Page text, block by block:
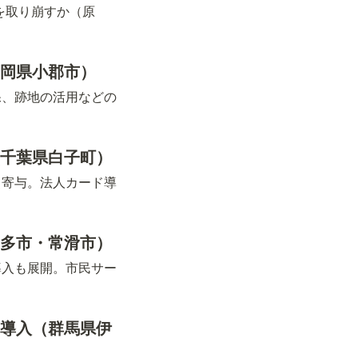
取り崩すか（原
県小郡市）
跡地の活用などの
葉県白子町）
与。法人カード導
市・常滑市）
も展開。市民サー
入（群馬県伊